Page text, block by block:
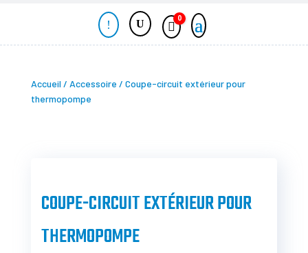
! Panier
0
Accueil/ Accessoire / Coupe-circuit extérieur pour
thermopompe
COUPE-CIRCUIT EXTÉRIEUR POUR
THERMOPOMPE